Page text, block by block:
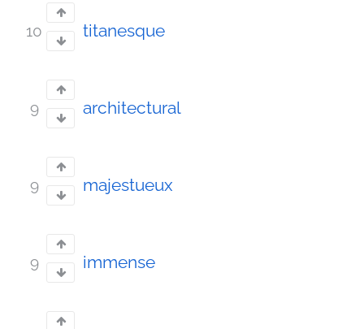
10 titanesque
9 architectural
9 majestueux
9 immense